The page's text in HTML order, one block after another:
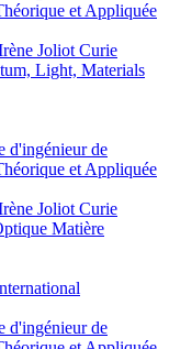
et Appliquée
Joliot Curie
Light, Materials
d'ingénieur de
et Appliquée
Joliot Curie
Matière
d'ingénieur de